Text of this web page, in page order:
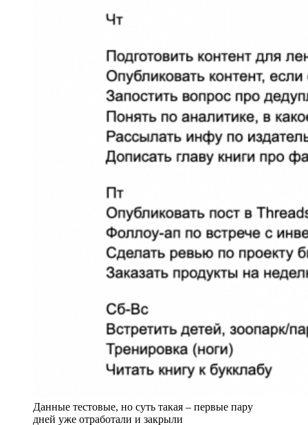
Данные тестовые, но суть такая – первые пару
дней уже отработали и закрыли